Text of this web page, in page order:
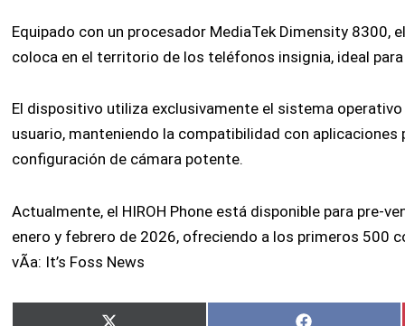
Equipado con un procesador MediaTek Dimensity
coloca en el territorio de los teléfonos insignia, ideal
El dispositivo utiliza exclusivamente el sistema
usuario, manteniendo la compatibilidad con
configuración de cámara potente.
Actualmente, el HIROH Phone está disponible para pre-
enero y febrero de 2026, ofreciendo a los primeros 500
vÃ­a: It’s Foss News